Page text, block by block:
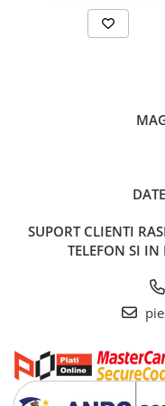
SUPORT CLIENTI
TELEFON SI